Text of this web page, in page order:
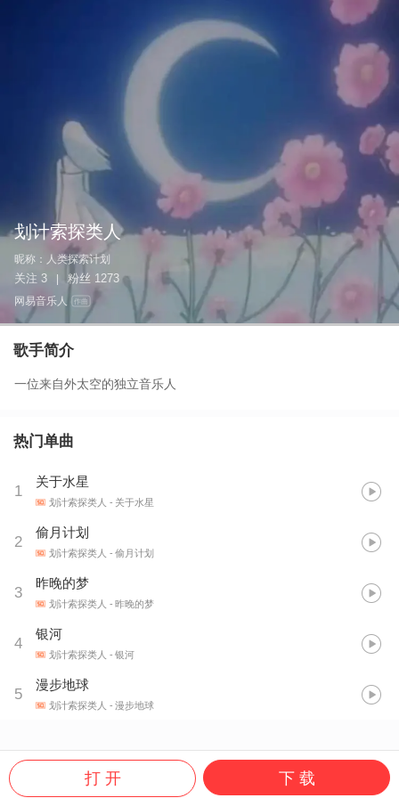
划计索探类人
昵称： 人类探索计划
关注 3 粉丝 1273
网易音乐人 作曲
歌手简介
一位来自外太空的独立音乐人
热门单曲
1
关于水星
划计索探类人 - 关于水星
2
偷月计划
划计索探类人 - 偷月计划
3
昨晚的梦
划计索探类人 - 昨晚的梦
4
银河
划计索探类人 - 银河
5
漫步地球
划计索探类人 - 漫步地球
打 开 下 载